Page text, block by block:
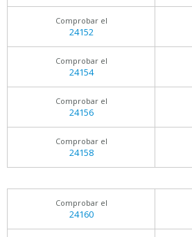
Comprobar el
24152
Comprobar el
24154
Comprobar el
24156
Comprobar el
24158
Comprobar el
24160